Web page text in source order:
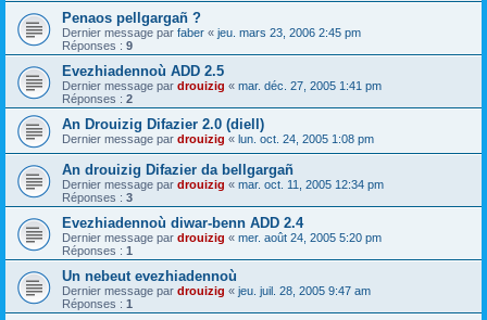
Penaos pellgargañ ?
Dernier message par faber « jeu. mars 23, 2006 2:45 pm
Réponses : 9
Evezhiadennoù ADD 2.5
Dernier message par drouizig « mar. déc. 27, 2005 1:41 pm
Réponses : 2
An Drouizig Difazier 2.0 (diell)
Dernier message par drouizig « lun. oct. 24, 2005 1:08 pm
An drouizig Difazier da bellgargañ
Dernier message par drouizig « mar. oct. 11, 2005 12:34 pm
Réponses : 3
Evezhiadennoù diwar-benn ADD 2.4
Dernier message par drouizig « mer. août 24, 2005 5:20 pm
Réponses : 1
Un nebeut evezhiadennoù
Dernier message par drouizig « jeu. juil. 28, 2005 9:47 am
Réponses : 1